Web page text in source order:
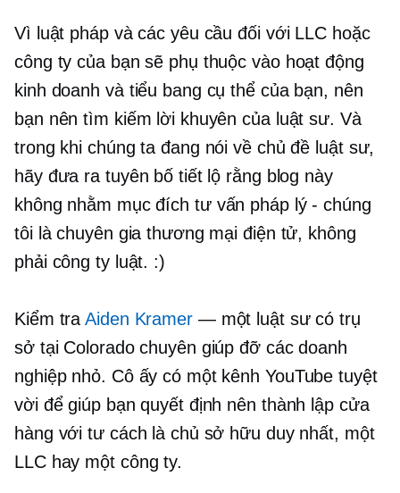
Vì luật pháp và các yêu cầu đối với LLC hoặc
công ty của bạn sẽ phụ thuộc vào hoạt động
kinh doanh và tiểu bang cụ thể của bạn, nên
bạn nên tìm kiếm lời khuyên của luật sư. Và
trong khi chúng ta đang nói về chủ đề luật sư,
hãy đưa ra tuyên bố tiết lộ rằng blog này
không nhằm mục đích tư vấn pháp lý - chúng
tôi là chuyên gia thương mại điện tử, không
phải công ty luật. :)
Kiểm traAiden Kramer— một luật sư có trụ
sở tại Colorado chuyên giúp đỡ các doanh
nghiệp nhỏ. Cô ấy có một kênh YouTube tuyệt
vời để giúp bạn quyết định nên thành lập cửa
hàng với tư cách là chủ sở hữu duy nhất, một
LLC hay một công ty.